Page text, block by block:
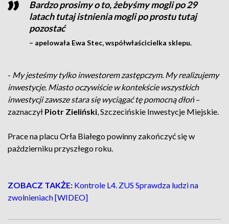
Bardzo prosimy o to, żebyśmy mogli po 29
latach tutaj istnienia mogli po prostu tutaj
pozostać
– apelowała Ewa Stec, współwłaścicielka sklepu.
- My jesteśmy tylko inwestorem zastępczym. My realizujemy
inwestycje. Miasto oczywiście w kontekście wszystkich
inwestycji zawsze stara się wyciągać tę pomocną dłoń–
zaznaczył Piotr Zieliński, Szczecińskie Inwestycje Miejskie.
Prace na placu Orła Białego powinny zakończyć się w
październiku przyszłego roku.
ZOBACZ TAKŻE: Kontrole L4. ZUS Sprawdza ludzi na
zwolnieniach [WIDEO]